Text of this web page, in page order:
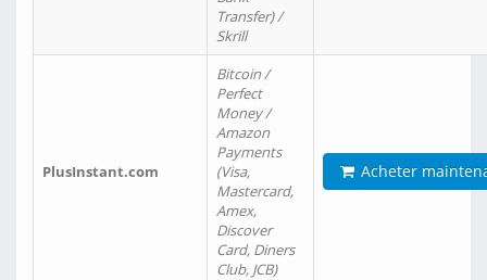
Transfer) /
Skrill
PlusInstant.com
Bitcoin /
Perfect
Money /
Amazon
Payments
(Visa,
Mastercard,
Amex,
Discover
Card, Diners
Club, JCB)
Acheter